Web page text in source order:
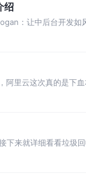
绍
：让中后台开发如
里云这次真的是下
）。 简单的介绍一
下来就详细看看垃圾
所示 CMS、Serial